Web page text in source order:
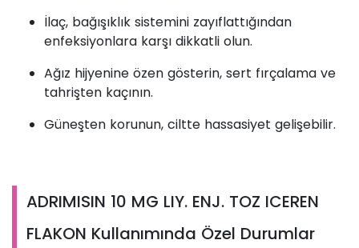
İlaç, bağışıklık sistemini zayıflattığından
enfeksiyonlara karşı dikkatli olun.
Ağız hijyenine özen gösterin, sert fırçalama ve
tahrişten kaçının.
Güneşten korunun, ciltte hassasiyet gelişebilir.
ADRIMISIN 10 MG LIY. ENJ. TOZ ICEREN
FLAKON Kullanımında Özel Durumlar